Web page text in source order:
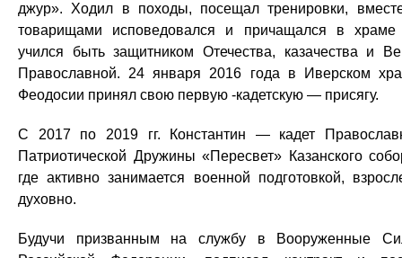
джур». Ходил в походы, посещал тренировки,
товарищами исповедовался и причащался в
учился быть защитником Отечества, казачества и
Православной. 24 января 2016 года в Иверском
Феодосии принял свою первую -кадетскую — присягу.
С 2017 по 2019 гг. Константин — кадет
Патриотической Дружины «Пересвет» Казанского
где активно занимается военной подготовкой,
духовно.
Будучи призванным на службу в Вооруженные